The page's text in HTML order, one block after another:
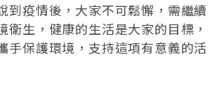
到疫情後，大家不可鬆懈，需繼續
衛生，健康的生活是大家的目標，
手保護環境，支持這項有意義的活